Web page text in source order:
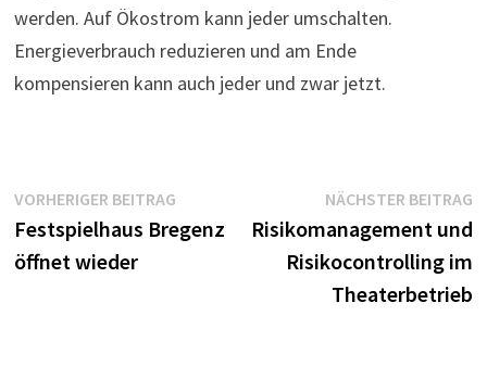
werden. Auf Ökostrom kann jeder umschalten.
Energieverbrauch reduzieren und am Ende
kompensieren kann auch jeder und zwar jetzt.
Beitragsnavigation
VORHERIGER BEITRAG
Beitrag:
Festspielhaus Bregenz
öffnet wieder
NÄCHSTER BEITRAG
Risikomanagement und
Risikocontrolling im
Theaterbetrieb